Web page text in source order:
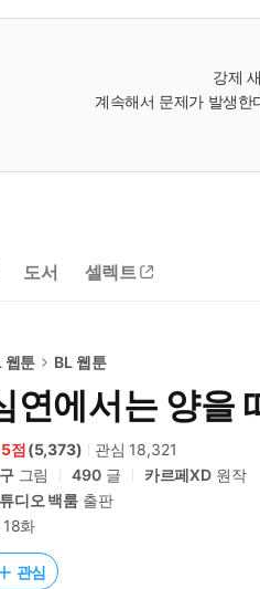
강제
계속해서 문제가 발생한
도서 셀렉트
웹툰 BL 웹툰
연에서는 양을
5 (5,373) 관심 18,321
그림 490글 카르페XD원작
디오 백룸 출판
18화
관심